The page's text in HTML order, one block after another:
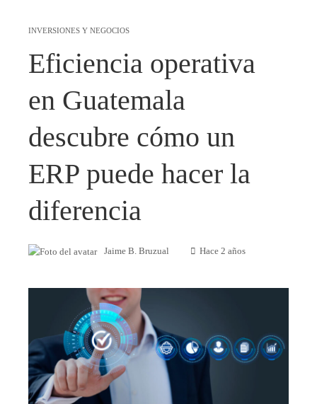
INVERSIONES Y NEGOCIOS
Eficiencia operativa
en Guatemala
descubre cómo un
ERP puede hacer la
diferencia
Jaime B. Bruzual Hace 2 años